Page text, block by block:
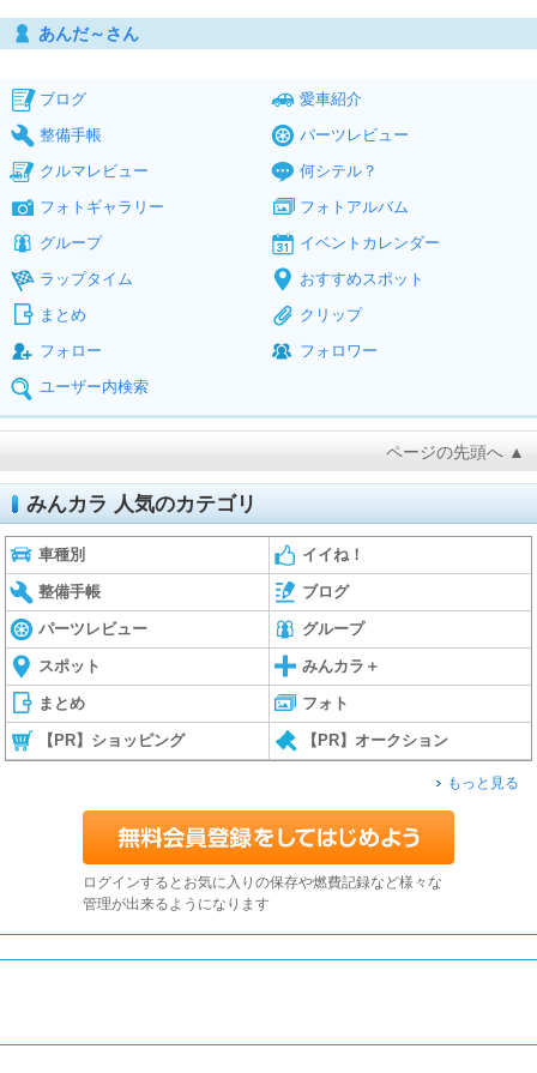
あんだ～さん
ブログ
愛車紹介
整備手帳
パーツレビュー
クルマレビュー
何シテル？
フォトギャラリー
フォトアルバム
グループ
イベントカレンダー
ラップタイム
おすすめスポット
まとめ
クリップ
フォロー
フォロワー
ユーザー内検索
ページの先頭へ ▲
みんカラ 人気のカテゴリ
車種別 イイね！
整備手帳 ブログ
パーツレビュー グループ
スポット みんカラ＋
まとめ フォト
【PR】ショッピング 【PR】オークション
もっと見る
ログインするとお気に入りの保存や燃費記録など様々な
管理が出来るようになります